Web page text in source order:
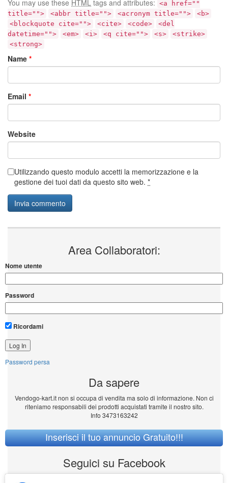
You may use these HTML tags and attributes: <a href=""
title="">
<abbr title=""> <acronym title="">
<b>
<blockquote cite="">
<cite> <code>
<del
datetime="">
<em> <i> <q cite=""> <s>
<strike>
<strong>
Name *
Email *
Website
Utilizzando questo modulo accetti la memorizzazione e la
gestione dei tuoi dati da questo sito web. *
Area Collaboratori:
Nome utente
Password
Ricordami
Password persa
Da sapere
Vendogo-kart.it non si occupa di vendita ma solo di informazione. Non ci
riteniamo responsabili dei prodotti acquistati tramite il nostro sito.
Info 3473163242
Inserisci il tuo annuncio Gratuito!!!
Seguici su Facebook